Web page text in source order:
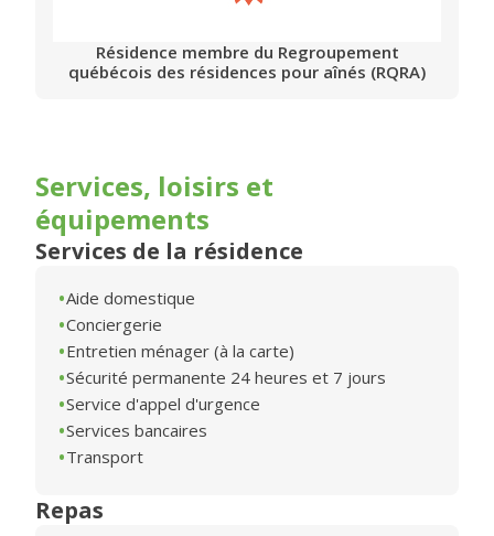
Résidence membre du Regroupement
québécois des résidences pour aînés (RQRA)
Services, loisirs et
équipements
Services de la résidence
Aide domestique
Conciergerie
Entretien ménager (à la carte)
Sécurité permanente 24 heures et 7 jours
Service d'appel d'urgence
Services bancaires
Transport
Repas